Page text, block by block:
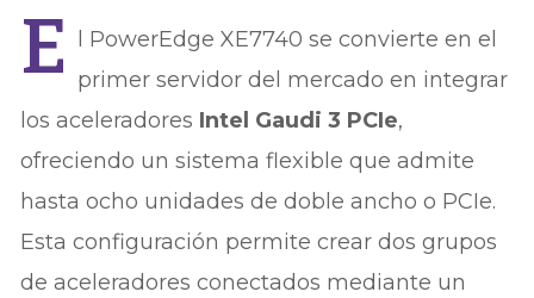
E
l PowerEdge XE7740 se convierte en el
primer servidor del mercado en integrar
los aceleradores Intel Gaudi 3 PCIe,
ofreciendo un sistema flexible que admite
hasta ocho unidades de doble ancho o PCIe.
Esta configuración permite crear dos grupos
de aceleradores conectados mediante un